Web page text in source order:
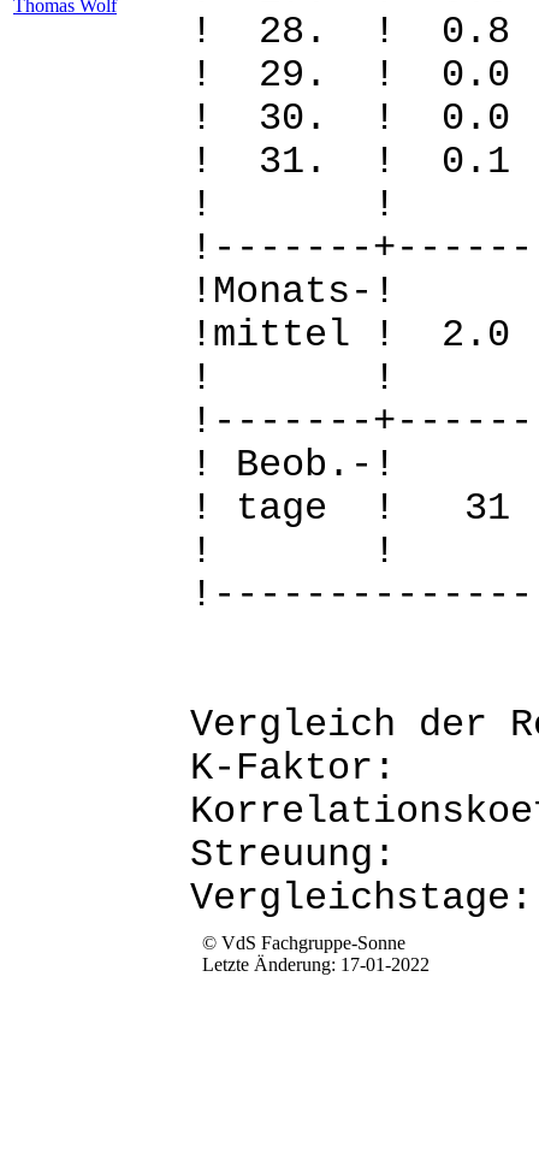
Thomas Wolf
! 28. !
! 29. !
! 30. !
! 31. !
!
!-------
!mittel !
!
!-------
!
! tage !
!
Vergleich der
K-
© VdS Fachgruppe-Sonne
Letzte Änderung: 17-01-2022